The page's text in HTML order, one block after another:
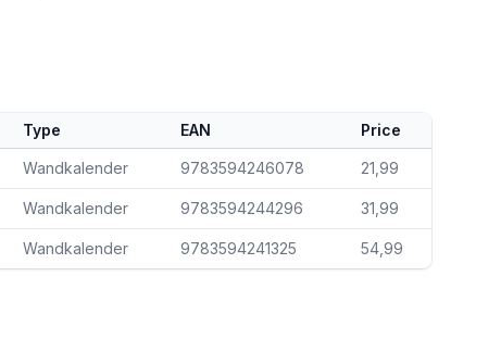
Type EAN Price
Wandkalender 9783594246078 21,99
Wandkalender 9783594244296 31,99
Wandkalender 9783594241325 54,99